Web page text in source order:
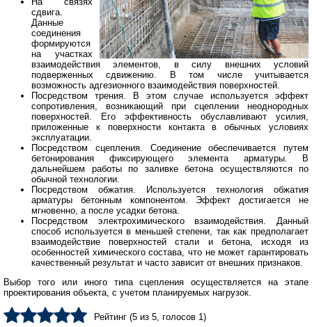
сдвига.
Данные
соединения
формируются
на участках
взаимодействия элементов, в силу внешних условий
подверженных сдвижению. В том числе учитывается
возможность адгезионного взаимодействия поверхностей.
Посредством трения. В этом случае используется эффект
сопротивления, возникающий при сцеплении неоднородных
поверхностей. Его эффективность обуславливают усилия,
приложенные к поверхности контакта в обычных условиях
эксплуатации.
Посредством сцепления. Соединение обеспечивается путем
бетонирования фиксирующего элемента арматуры. В
дальнейшем работы по заливке бетона осуществляются по
обычной технологии.
Посредством обжатия. Используется технология обжатия
арматуры бетонным компонентом. Эффект достигается не
мгновенно, а после усадки бетона.
Посредством электрохимического взаимодействия. Данный
способ используется в меньшей степени, так как предполагает
взаимодействие поверхностей стали и бетона, исходя из
особенностей химического состава, что не может гарантировать
качественный результат и часто зависит от внешних признаков.
Выбор того или иного типа сцепления осуществляется на этапе
проектирования объекта, с учетом планируемых нагрузок.
Рейтинг (5 из 5, голосов 1)